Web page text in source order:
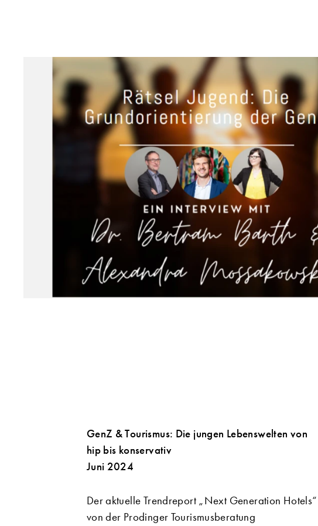
GenZ & Tourismus: Die jungen Lebenswelten von
hip bis konservativ
Juni 2024
Der aktuelle Trendreport „Next Generation Hotels“
von der Prodinger Tourismusberatung